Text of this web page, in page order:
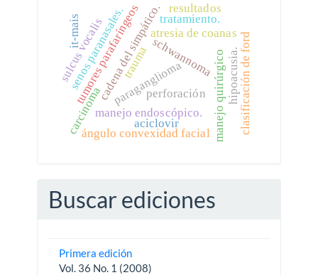
schwannoma
paraganglioma
tumores parafaríngeos
cadena del simpático.atresia de coanas
manejo quirúrgico
manejo endoscópico.
senos paranasales.
perforación
trauma hipoacusia.
sulcus vocalis clasificación de ford
aciclovir
carcinoma
tratamiento.
ángulo convexidad facial
it-mais
resultados
Buscar ediciones
Primera edición
Vol. 36 No. 1 (2008)